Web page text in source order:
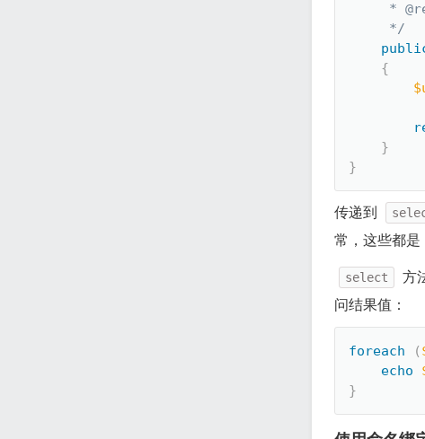
*
     */
{
}
}
传递到
常，这些都是
select 方
问结果值：
foreach (
echo
}